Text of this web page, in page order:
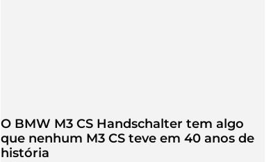
O BMW M3 CS Handschalter tem algo
que nenhum M3 CS teve em 40 anos de
história